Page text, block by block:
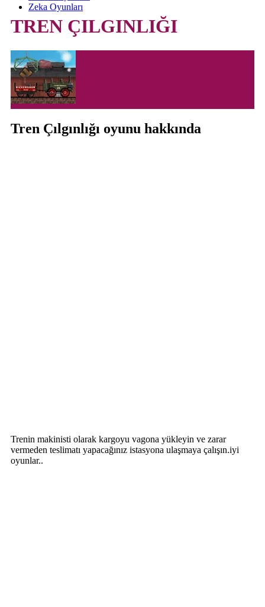
Zeka Oyunları
TREN ÇILGINLIĞI
Tren Çılgınlığı oyunu hakkında
Trenin makinisti olarak kargoyu vagona yükleyin ve zarar
vermeden teslimatı yapacağınız istasyona ulaşmaya çalışın.iyi
oyunlar..